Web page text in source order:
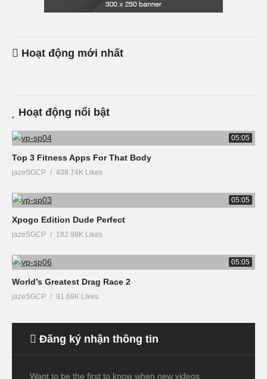
Hoạt động mới nhất
Hoạt động nổi bật
05:05
Top 3 Fitness Apps For That Body
jazeSGCP 438.74K Likes
05:05
Xpogo Edition Dude Perfect
jazeSGCP 182.98K Likes
05:05
World’s Greatest Drag Race 2
jazeSGCP 91.69K Likes
Đăng ký nhận thông tin
Want to be the first to know when new videos